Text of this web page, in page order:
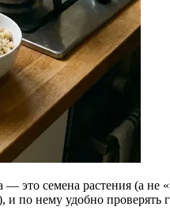
это семена растения (а не
и по нему удобно проверять